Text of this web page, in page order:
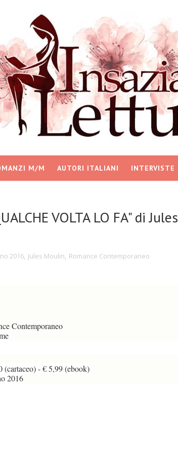
M/M AUTORI ITALIANI INTERVISTE
VOLTA LO FA" di Jules
2016, Jules Moulin, Romance Contemporaneo
Contemporaneo
(cartaceo) - € 5,99 (ebook)
2016